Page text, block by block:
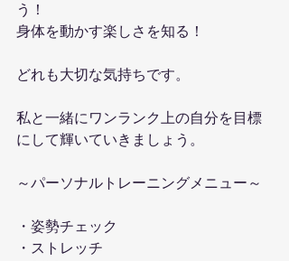
う！
身体を動かす楽しさを知る！
どれも大切な気持ちです。
私と一緒にワンランク上の自分を目標
にして輝いていきましょう。
～パーソナルトレーニングメニュー～
・姿勢チェック
・ストレッチ